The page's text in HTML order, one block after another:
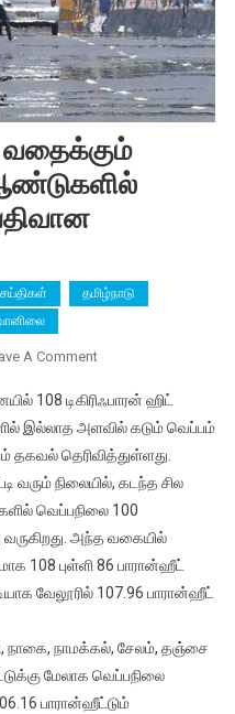
தமிழ்நாடு
A CommentOn
வாட்டி
வதைக்கும்
கோடை
வெப்பம்;
6
ஆண்டுகளில்
இல்லாத
அளவிற்கு
108 டிகிரிஃபாரன் ஹிட்
இல்லாத அளவில் கடும் வெப்பம்
தகவல் தெரிவித்துள்ளது.
வரும் நிலையில், கடந்த சில
வெப்பநிலை 100
அந்த வகையில்
108 புள்ளி 86 பாரான்ஹீட்
வேலூரில் 107.96 பாரான்ஹீட்
நாகை, நாமக்கல், சேலம், தஞ்சை
மேலாக வெப்பநிலை
பாரான்ஹீட்டும்